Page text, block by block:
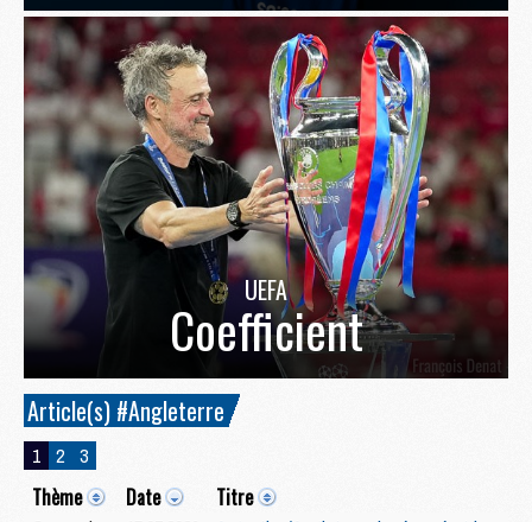
UEFA
Coefficient
Article(s) #Angleterre
1 2 3
Thème Date Titre